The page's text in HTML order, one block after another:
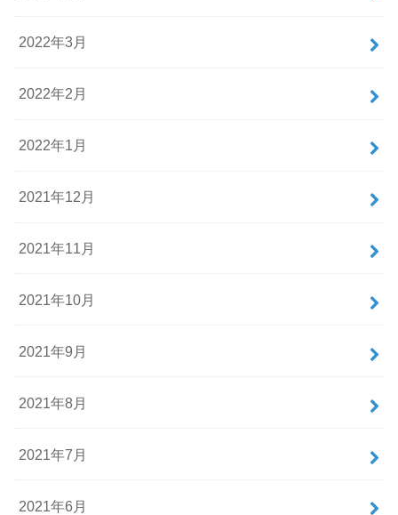
2022年3月
2022年2月
2022年1月
2021年12月
2021年11月
2021年10月
2021年9月
2021年8月
2021年7月
2021年6月